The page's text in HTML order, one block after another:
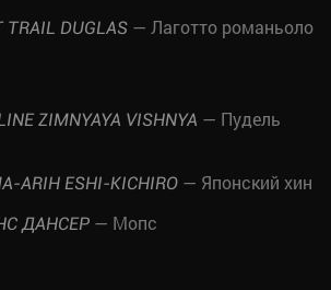
TRAIL DUGLAS — Лаготто романьоло
ZIMNYAYA VISHNYA — Пудель
ARIH ESHI-KICHIRO — Японский хин
ДАНСЕР — Мопс